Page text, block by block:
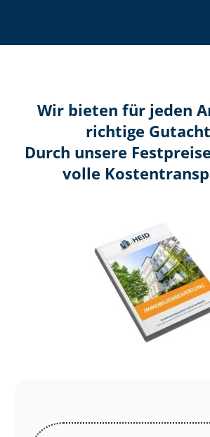
Wir bieten für jeden
richtige
Durch unsere
volle